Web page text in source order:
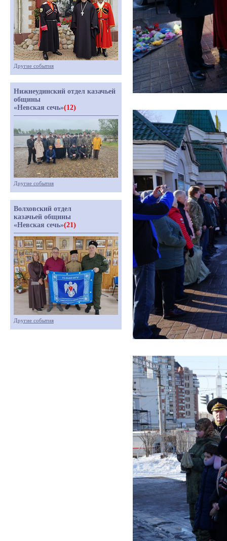
Другие события
Нижнеудинский отдел казачьей
общины
«Невская сечь»(12)
Другие события
Волховский отдел
казачьей общины
«Невская сечь»(21)
Другие события